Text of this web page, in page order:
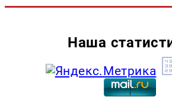
Наша